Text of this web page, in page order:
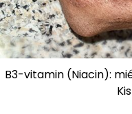
B3-vitamin (Niacin):